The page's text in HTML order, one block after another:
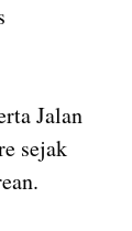
Jalan
sejak